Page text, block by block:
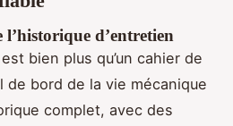
d’entretien
bien plus qu’un cahier de
de bord de la vie mécanique
complet, avec des